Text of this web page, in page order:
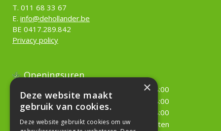
T. 011 68 33 67
E. info@dehollander.be
BE 0417.289.842
Privacy policy
Openingsuren
09:00 - 18:00
Dinsdag
09:00 - 18:00
Woensdag
09:00 - 18:00
Donderdag
Gesloten
×
Deze website maakt
gebruik van cookies.
Deze website gebruikt cookies om uw